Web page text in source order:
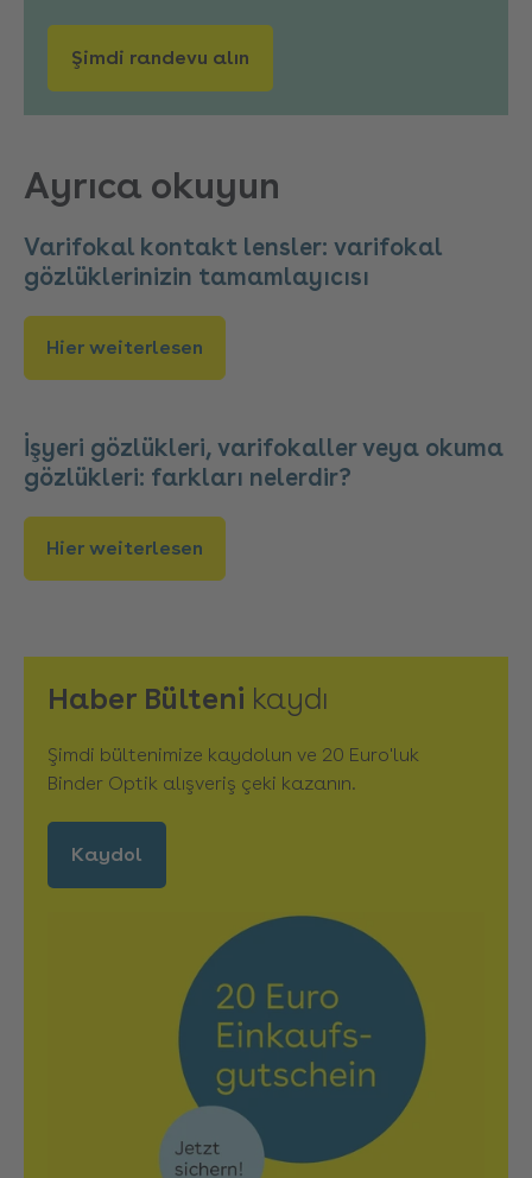
Şimdi randevu alın
Ayrıca okuyun
Varifokal kontakt lensler: varifokal
gözlüklerinizin tamamlayıcısı
Hier weiterlesen
İşyeri gözlükleri, varifokaller veya okuma
gözlükleri: farkları nelerdir?
Hier weiterlesen
Haber Bülteni kaydı
Şimdi bültenimize kaydolun ve 20 Euro'luk
Binder Optik alışveriş çeki kazanın.
Kaydol